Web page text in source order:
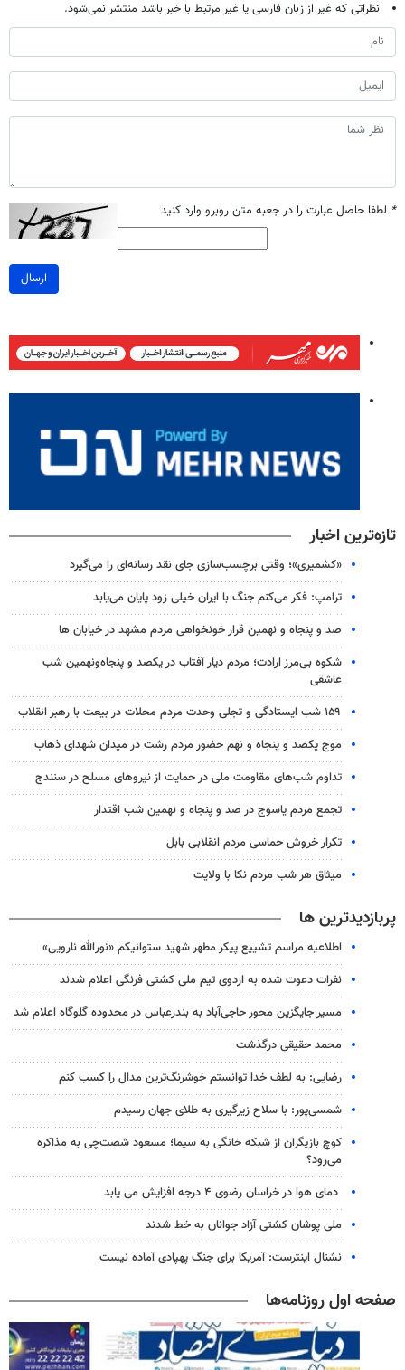
نظراتی که غیر از زبان فارسی یا غیر مرتبط با خبر باشد منتشر نمی‌شود.
* لطفا حاصل عبارت را در جعبه متن روبرو وارد کنید
ارسال
تازه‌ترین اخبار
«کشمیری»؛ وقتی برچسب‌سازی جای نقد رسانه‌ای را می‌گیرد
ترامپ: فکر می‌کنم جنگ با ایران خیلی زود پایان می‌یابد
صد و پنجاه و نهمین قرار خونخواهی مردم مشهد در خیابان ها
شکوه بی‌مرز ارادت؛ مردم دیار آفتاب در یکصد و پنجاه‌ونهمین شب
عاشقی
۱۵۹ شب ایستادگی و تجلی وحدت مردم محلات در بیعت با رهبر انقلاب
موج یکصد و پنجاه و نهم حضور مردم رشت در میدان شهدای ذهاب
تداوم شب‌های مقاومت ملی در حمایت از نیروهای مسلح در سنندج
تجمع مردم یاسوج در صد و پنجاه و نهمین شب اقتدار
تکرار خروش حماسی مردم انقلابی بابل
میثاق هر شب مردم نکا با ولایت
پربازدیدترین ها
اطلاعیه مراسم تشییع پیکر مطهر شهید ستوانیکم «نورالله نارویی»
نفرات دعوت شده به اردوی تیم ملی کشتی فرنگی اعلام شدند
مسیر جایگزین محور حاجی‌آباد به بندرعباس در محدوده گلوگاه اعلام شد
محمد حقیقی درگذشت
رضایی: به لطف خدا توانستم خوشرنگ‌ترین مدال را کسب کنم
شمسی‌پور: با سلاح زیرگیری به طلای جهان رسیدم
کوچ بازیگران از شبکه خانگی به سیما؛ مسعود شصت‌چی به مذاکره
می‌رود؟
دمای هوا در خراسان رضوی ۴ درجه افزایش می یابد
ملی پوشان کشتی آزاد جوانان به خط شدند
نشنال اینترست: آمریکا برای جنگ پهپادی آماده نیست
صفحه اول روزنامه‌ها